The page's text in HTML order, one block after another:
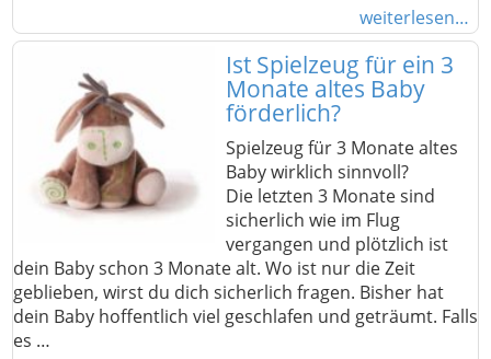
weiterlesen…
Ist Spielzeug für ein 3
Monate altes Baby
förderlich?
Spielzeug für 3 Monate altes
Baby wirklich sinnvoll?
Die letzten 3 Monate sind
sicherlich wie im Flug
vergangen und plötzlich ist
dein Baby schon 3 Monate alt. Wo ist nur die Zeit
geblieben, wirst du dich sicherlich fragen. Bisher hat
dein Baby hoffentlich viel geschlafen und geträumt. Falls
es …